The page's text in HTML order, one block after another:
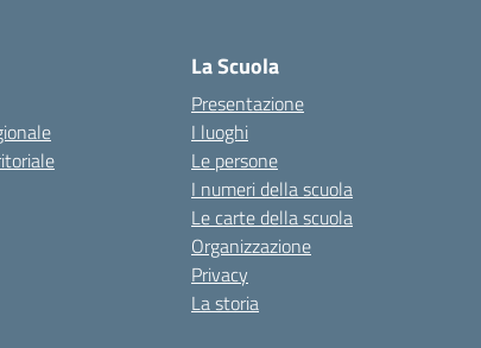
La Scuola
Presentazione
I luoghi
Le persone
I numeri della scuola
Le carte della scuola
Organizzazione
Privacy
La storia